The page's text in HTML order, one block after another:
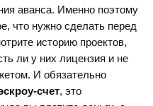
аванса. Именно поэтому
что нужно сделать перед
историю проектов,
ли у них лицензия и не
И обязательно
счет, это